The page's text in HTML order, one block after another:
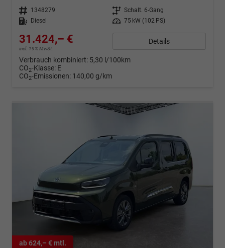
Fahrzeugnr. 1348279 Getriebe Schalt. 6-Gang
Kraftstoff
Diesel Leistung 75 kW (102 PS)
31.424,– €
incl. 19% MwSt.
Details
Verbrauch kombiniert: 5,30 l/100km
CO2-Klasse: E
CO2-Emissionen: 140,00 g/km
ab 624,– € mtl.